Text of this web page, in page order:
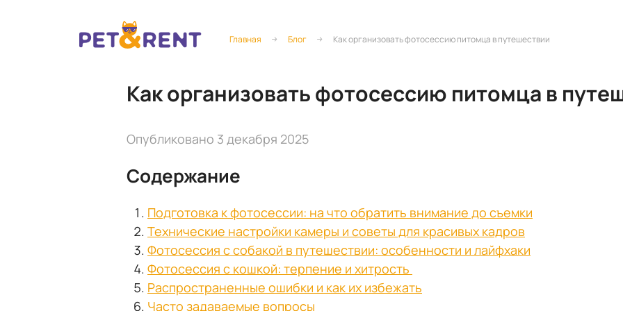
Главная Блог Как организовать фотосессию питомца в путешествии
Как организовать фотосессию питомца в
Опубликовано 3 декабря 2025
Содержание
Подготовка к фотосессии: на что обратить внимание до съемки
Технические настройки камеры и советы для красивых кадров
Фотосессия с собакой в путешествии: особенности и лайфхаки
Фотосессия с кошкой: терпение и хитрость
Распространенные ошибки и как их избежать
Часто задаваемые вопросы